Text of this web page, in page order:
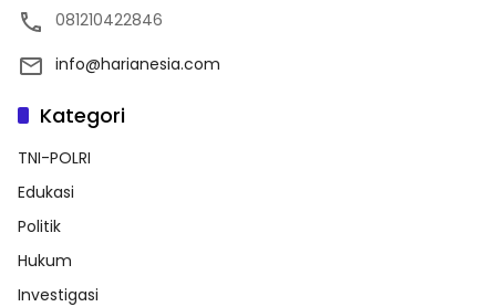
081210422846
info@harianesia.com
Kategori
TNI-POLRI
Edukasi
Politik
Hukum
Investigasi